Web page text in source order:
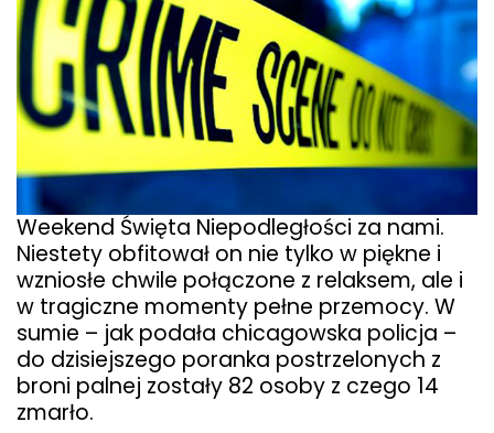
Weekend Święta Niepodległości za nami.
Niestety obfitował on nie tylko w piękne i
wzniosłe chwile połączone z relaksem, ale i
w tragiczne momenty pełne przemocy. W
sumie – jak podała chicagowska policja –
do dzisiejszego poranka postrzelonych z
broni palnej zostały 82 osoby z czego 14
zmarło.